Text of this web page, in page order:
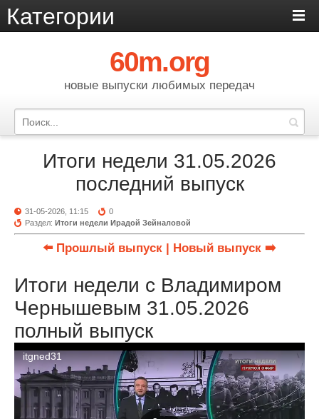
Категории
60m.org
новые выпуски любимых передач
Итоги недели 31.05.2026
последний выпуск
31-05-2026, 11:15
0
Раздел: Итоги недели Ирадой Зейналовой
⬅️ Прошлый выпуск | Новый выпуск ➡️
Итоги недели с Владимиром
Чернышевым 31.05.2026
полный выпуск